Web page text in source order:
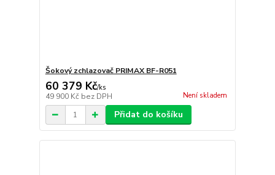
Šokový zchlazovač PRIMAX BF-R051
60 379 Kč/ks
49 900 Kč bez DPH Není skladem
Přidat do košíku